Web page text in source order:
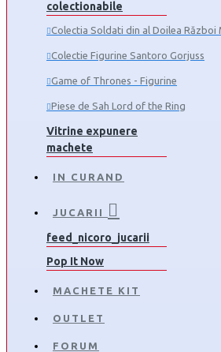
colectionabile
Colectia Soldati din al Doilea Război
Colectie Figurine Santoro Gorjuss
Game of Thrones - Figurine
Piese de Sah Lord of the Ring
Vitrine expunere
machete
IN CURAND
JUCARII
feed_nicoro_jucarii
Pop It Now
MACHETE KIT
OUTLET
FORUM